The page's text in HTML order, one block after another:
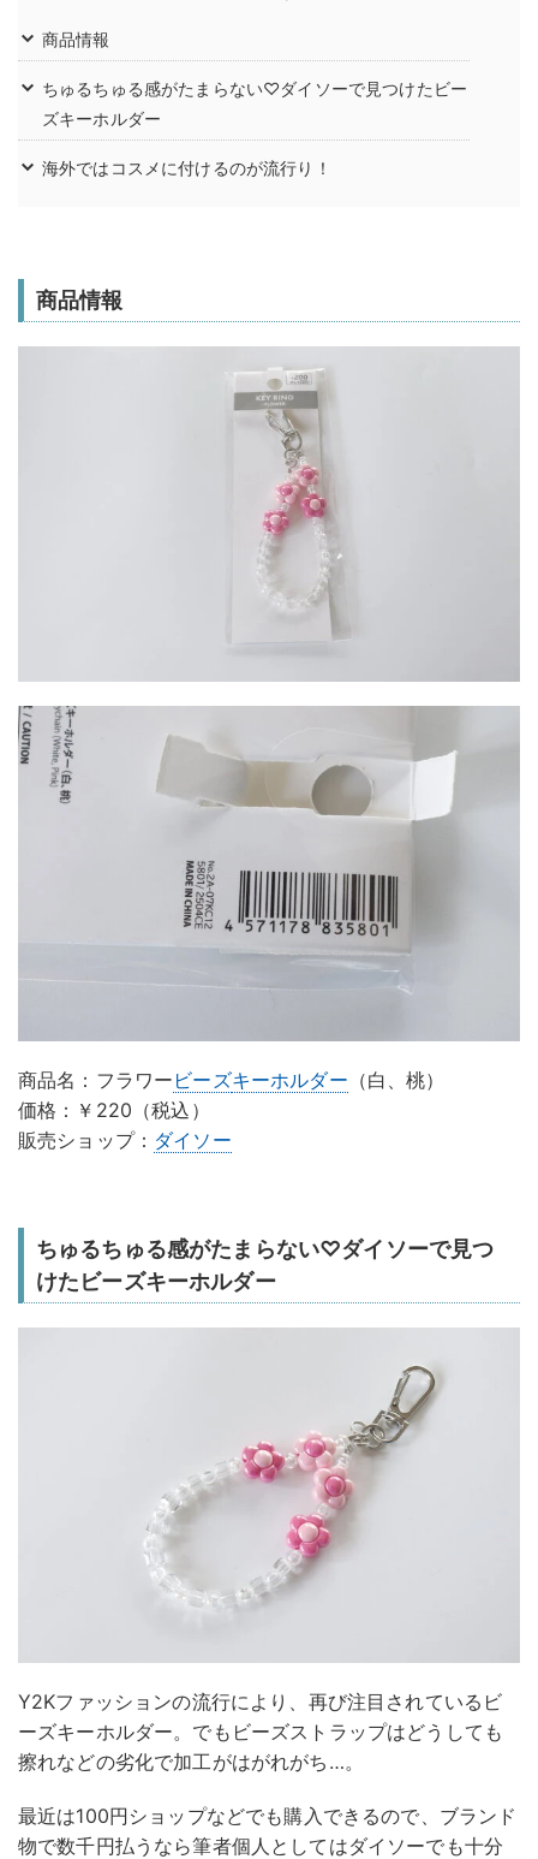
商品情報
ちゅるちゅる感がたまらない♡ダイソーで見つけたビー
ズキーホルダー
海外ではコスメに付けるのが流行り！
商品情報
商品名：フラワー ビーズキーホルダー （白、桃）
価格：￥220（税込）
販売ショップ： ダイソー
ちゅるちゅる感がたまらない♡ダイソーで見つ
けたビーズキーホルダー
Y2Kファッションの流行により、再び注目されているビ
ーズキーホルダー。でもビーズストラップはどうしても
擦れなどの劣化で加工がはがれがち…。
最近は100円ショップなどでも購入できるので、ブランド
物で数千円払うなら筆者個人としてはダイソーでも十分